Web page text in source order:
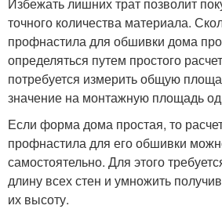
точного количества материала.
профнастила для обшивки дома
определяться путем простого
потребуется измерить общую
значение на монтажную площадь
Если форма дома простая, то
профнастила для его обшивки
самостоятельно. Для этого
длину всех стен и умножить
их высоту.